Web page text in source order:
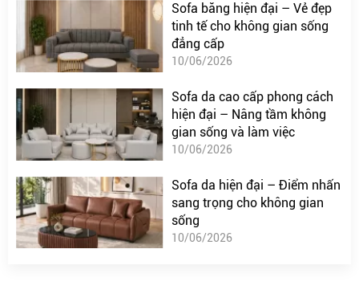
Sofa băng hiện đại – Vẻ đẹp
tinh tế cho không gian sống
đẳng cấp
10/06/2026
Sofa da cao cấp phong cách
hiện đại – Nâng tầm không
gian sống và làm việc
10/06/2026
Sofa da hiện đại – Điểm nhấn
sang trọng cho không gian
sống
10/06/2026